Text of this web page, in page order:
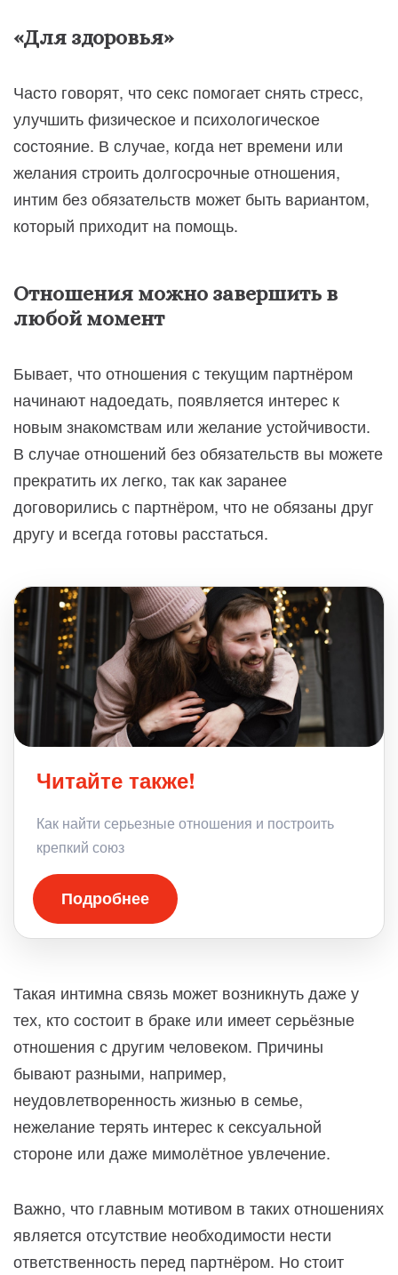
«Для здоровья»
Часто говорят, что секс помогает снять стресс,
улучшить физическое и психологическое
состояние. В случае, когда нет времени или
желания строить долгосрочные отношения,
интим без обязательств может быть вариантом,
который приходит на помощь.
Отношения можно завершить в
любой момент
Бывает, что отношения с текущим партнёром
начинают надоедать, появляется интерес к
новым знакомствам или желание устойчивости.
В случае отношений без обязательств вы можете
прекратить их легко, так как заранее
договорились с партнёром, что не обязаны друг
другу и всегда готовы расстаться.
Читайте также!
Как найти серьезные отношения и построить
крепкий союз
Подробнее
Такая интимна связь может возникнуть даже у
тех, кто состоит в браке или имеет серьёзные
отношения с другим человеком. Причины
бывают разными, например,
неудовлетворенность жизнью в семье,
нежелание терять интерес к сексуальной
стороне или даже мимолётное увлечение.
Важно, что главным мотивом в таких отношениях
является отсутствие необходимости нести
ответственность перед партнёром. Но стоит